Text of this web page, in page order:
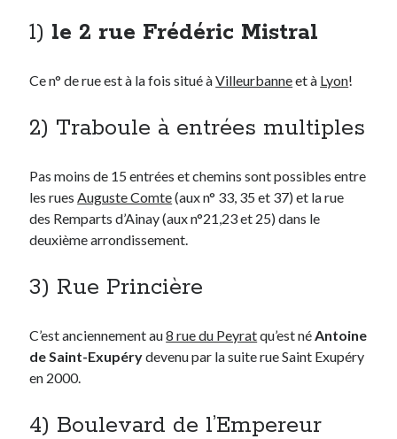
On parle de quoi ?
A Lyon
Coup de coeur
Daddy
Geek
Green
Humeur
Lectures
Lyon à Livre Ouvert
Non classé
Parole de Follower
Patchwork
Post inutile
Proust
1) le 2 rue Frédéric Mistral
Ce n° de rue est à la fois situé àVilleurbanneet à Lyon!
2) Traboule à entrées multiples
Pas moins de 15 entrées et chemins sont possibles entre
les ruesAuguste Comte(aux n° 33, 35 et 37) et la rue
des Remparts d’Ainay (aux n°21,23 et 25) dans le
deuxième arrondissement.
3) Rue Princière
C’est anciennement au8 rue du Peyratqu’est néAntoine
de Saint-Exupérydevenu par la suite rue Saint Exupéry
en 2000.
4) Boulevard de l’Empereur